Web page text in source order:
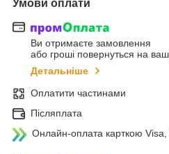
Умови оплати
Ви отримаєте замовлення
або гроші повернуться на
Детальніше
Оплатити частинами
Післяплата
Онлайн-оплата карткою